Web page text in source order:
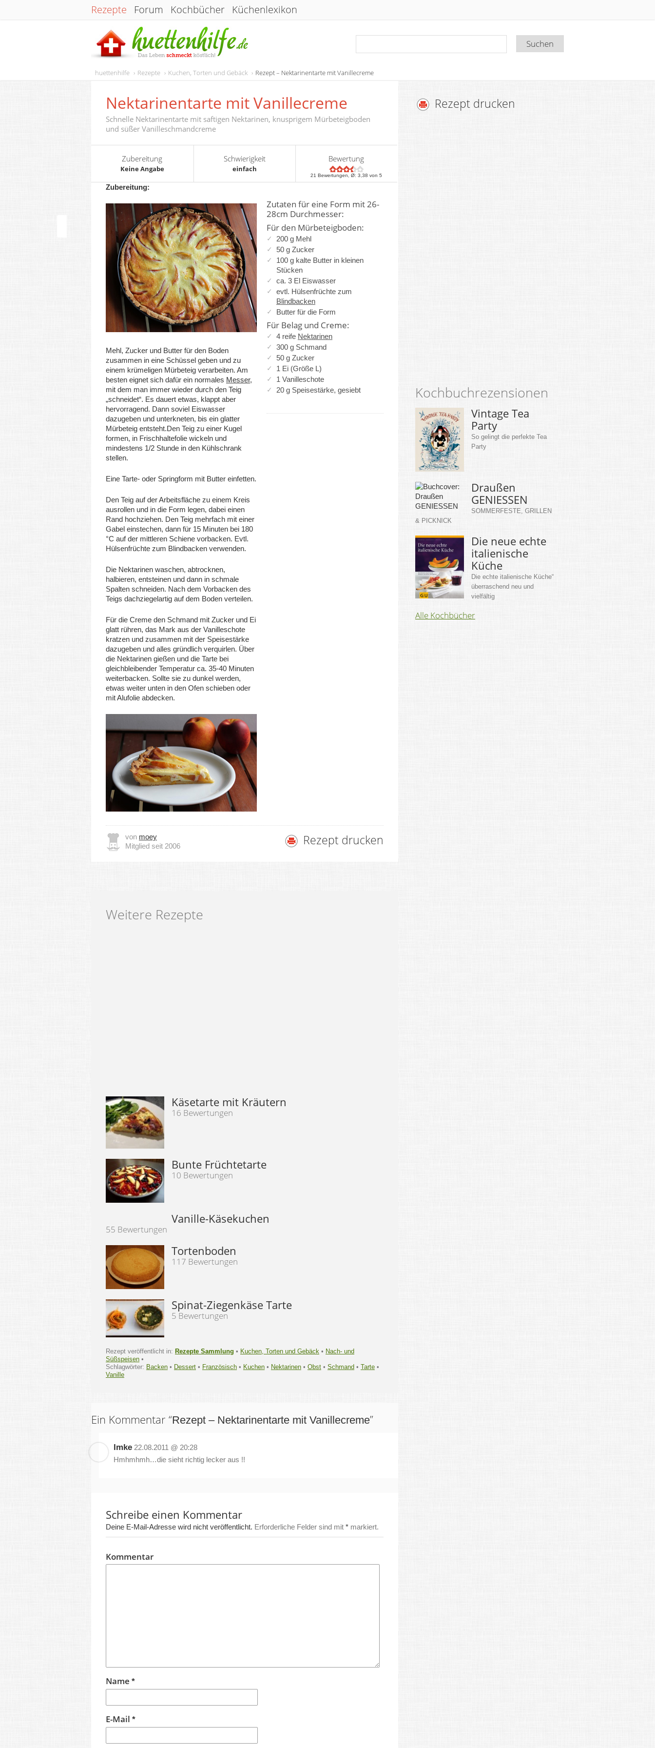
Rezepte Forum Kochbücher Küchenlexikon
huettenhilfe Rezepte Kuchen, Torten und Gebäck Rezept – Nektarinentarte mit Vanillecreme
Nektarinentarte mit Vanillecreme
Schnelle Nektarinentarte mit saftigen Nektarinen, knusprigem Mürbeteigboden
und süßer Vanilleschmandcreme
Zubereitung
Keine Angabe
Schwierigkeit
einfach
Bewertung
21 Bewertungen, Ø:3,38 von 5
Zutaten für eine Form mit 26-
28cm Durchmesser:
Für den Mürbeteigboden:
200 g Mehl
50 g Zucker
100 g kalte Butter in kleinen
Stücken
ca. 3 El Eiswasser
evtl. Hülsenfrüchte zum
Blindbacken
Butter für die Form
Für Belag und Creme:
4 reife Nektarinen
300 g Schmand
50 g Zucker
1 Ei (Größe L)
1 Vanilleschote
20 g Speisestärke, gesiebt
Zubereitung:
Mehl, Zucker und Butter für den Boden
zusammen in eine Schüssel geben und zu
einem krümeligen Mürbeteig verarbeiten. Am
besten eignet sich dafür ein normales Messer,
mit dem man immer wieder durch den Teig
„schneidet“. Es dauert etwas, klappt aber
hervorragend. Dann soviel Eiswasser
dazugeben und unterkneten, bis ein glatter
Mürbeteig entsteht.Den Teig zu einer Kugel
formen, in Frischhaltefolie wickeln und
mindestens 1/2 Stunde in den Kühlschrank
stellen.
Eine Tarte- oder Springform mit Butter einfetten.
Den Teig auf der Arbeitsfläche zu einem Kreis
ausrollen und in die Form legen, dabei einen
Rand hochziehen. Den Teig mehrfach mit einer
Gabel einstechen, dann für 15 Minuten bei 180
°C auf der mittleren Schiene vorbacken. Evtl.
Hülsenfrüchte zum Blindbacken verwenden.
Die Nektarinen waschen, abtrocknen,
halbieren, entsteinen und dann in schmale
Spalten schneiden. Nach dem Vorbacken des
Teigs dachziegelartig auf dem Boden verteilen.
Für die Creme den Schmand mit Zucker und Ei
glatt rühren, das Mark aus der Vanilleschote
kratzen und zusammen mit der Speisestärke
dazugeben und alles gründlich verquirlen. Über
die Nektarinen gießen und die Tarte bei
gleichbleibender Temperatur ca. 35-40 Minuten
weiterbacken. Sollte sie zu dunkel werden,
etwas weiter unten in den Ofen schieben oder
mit Alufolie abdecken.
von moey
Mitglied seit 2006
Rezept drucken
Rezept drucken
Kochbuchrezensionen
Vintage Tea
Party
So gelingt die perfekte Tea
Party
Draußen
GENIESSEN
SOMMERFESTE, GRILLEN
& PICKNICK
Die neue echte
italienische
Küche
Die echte italienische Küche“
überraschend neu und
vielfältig
Alle Kochbücher
Weitere Rezepte
Käsetarte mit Kräutern
16 Bewertungen
Bunte Früchtetarte
10 Bewertungen
Vanille-Käsekuchen
55 Bewertungen
Tortenboden
117 Bewertungen
Spinat-Ziegenkäse Tarte
5 Bewertungen
Rezept veröffentlicht in: Rezepte Sammlung • Kuchen, Torten und Gebäck • Nach- und
Süßspeisen •
Schlagwörter: Backen • Dessert • Französisch • Kuchen • Nektarinen • Obst • Schmand • Tarte •
Vanille
Ein Kommentar “Rezept – Nektarinentarte mit Vanillecreme”
Imke 22.08.2011 @ 20:28
Hmhmhmh…die sieht richtig lecker aus !!
Schreibe einen Kommentar
Deine E-Mail-Adresse wird nicht veröffentlicht. Erforderliche Felder sind mit * markiert.
Kommentar
Name *
E-Mail *